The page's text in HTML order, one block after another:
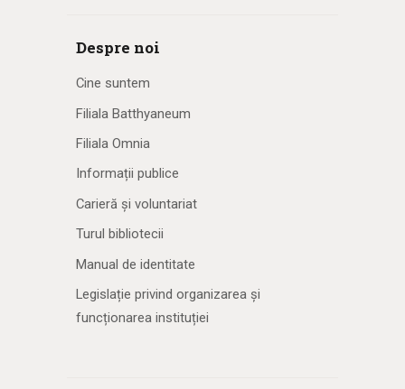
Despre noi
Cine suntem
Filiala Batthyaneum
Filiala Omnia
Informații publice
Carieră și voluntariat
Turul bibliotecii
Manual de identitate
Legislație privind organizarea și
funcționarea instituției